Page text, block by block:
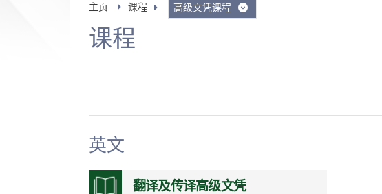
主页 课程 高级文凭课程
课程
英文
翻译及传译高级文凭